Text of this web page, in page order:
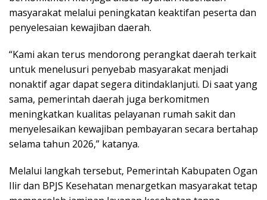
masyarakat melalui peningkatan keaktifan peserta dan
penyelesaian kewajiban daerah.
“Kami akan terus mendorong perangkat daerah terkait
untuk menelusuri penyebab masyarakat menjadi
nonaktif agar dapat segera ditindaklanjuti. Di saat yang
sama, pemerintah daerah juga berkomitmen
meningkatkan kualitas pelayanan rumah sakit dan
menyelesaikan kewajiban pembayaran secara bertahap
selama tahun 2026,” katanya.
Melalui langkah tersebut, Pemerintah Kabupaten Ogan
Ilir dan BPJS Kesehatan menargetkan masyarakat tetap